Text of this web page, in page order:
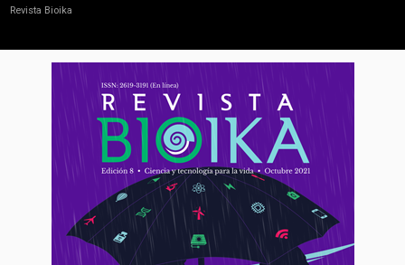
Revista Bioika